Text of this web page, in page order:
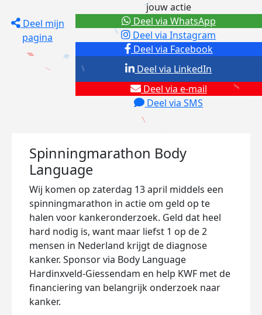
Deel mijn
pagina
jouw actie
Deel via Facebook
Deel via Instagram
Deel via e-mail
Deel via SMS
Deel via LinkedIn
Deel via WhatsApp
Spinningmarathon Body
Language
Wij komen op zaterdag 13 april middels een
spinningmarathon in actie om geld op te
halen voor kankeronderzoek. Geld dat heel
hard nodig is, want maar liefst 1 op de 2
mensen in Nederland krijgt de diagnose
kanker. Sponsor via Body Language
Hardinxveld-Giessendam en help KWF met de
financiering van belangrijk onderzoek naar
kanker.